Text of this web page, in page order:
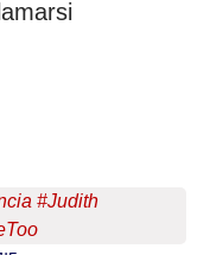
#Judith